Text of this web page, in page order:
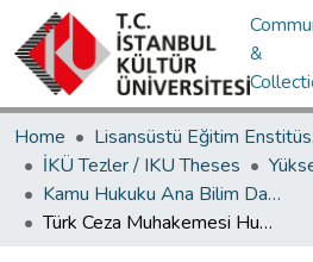
&
Home
İKÜ Tezler / IKU Theses
Kamu Hukuku Ana Bilim Dalı / Department of Public Law
Türk Ceza Muhakemesi Hukukunda delil yasakları